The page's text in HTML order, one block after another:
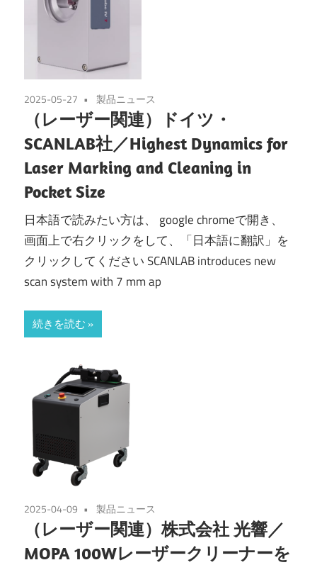
2025-05-27 製品ニュース
（レーザー関連）ドイツ・
SCANLAB社／Highest Dynamics for
Laser Marking and Cleaning in
Pocket Size
日本語で読みたい方は、 google chromeで開き、
画面上で右クリックをして、「日本語に翻訳」を
クリックしてください SCANLAB introduces new
scan system with 7 mm ap
続きを読む
2025-04-09 製品ニュース
（レーザー関連）株式会社 光響／
MOPA 100Wレーザークリーナーを